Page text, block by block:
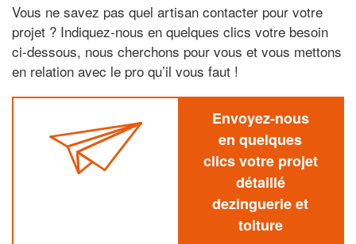
Vous ne savez pas quel artisan contacter pour votre
projet ? Indiquez-nous en quelques clics votre besoin
ci-dessous, nous cherchons pour vous et vous mettons
en relation avec le pro qu’il vous faut !
Envoyez-nous
en quelques
clics votre projet
détaillé
dezinguerie et
toiture